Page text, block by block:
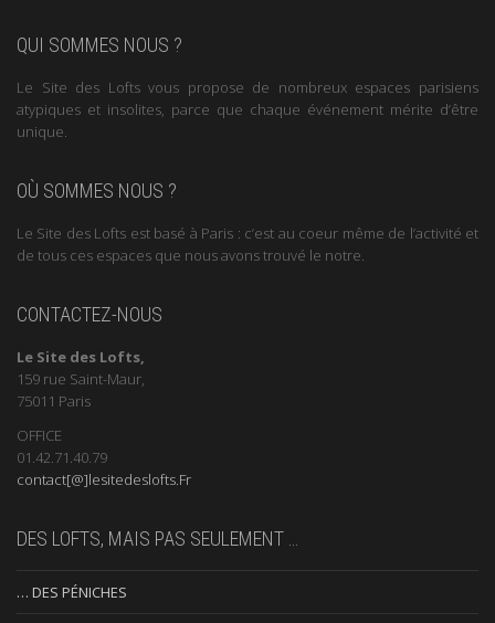
QUI SOMMES NOUS ?
Le Site des Lofts vous propose de nombreux espaces parisiens
atypiques et insolites, parce que chaque événement mérite d’être
unique.
OÙ SOMMES NOUS ?
Le Site des Lofts est basé à Paris : c’est au coeur même de l’activité et
de tous ces espaces que nous avons trouvé le notre.
CONTACTEZ-NOUS
Le Site des Lofts,
159 rue Saint-Maur,
75011 Paris
OFFICE
01.42.71.40.79
contact[@]lesitedeslofts.Fr
DES LOFTS, MAIS PAS SEULEMENT …
… DES PÉNICHES